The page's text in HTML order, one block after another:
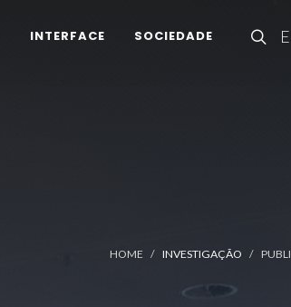
INTERFACE SOCIEDADE
HOME INVESTIGAÇÃO